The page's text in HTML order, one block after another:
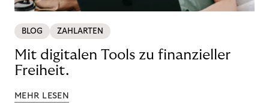
BLOG ZAHLARTEN
Mit digitalen Tools zu finanzieller
Freiheit.
MEHR LESEN